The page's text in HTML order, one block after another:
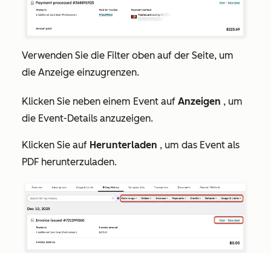
Verwenden Sie die Filter oben auf der Seite, um
die Anzeige einzugrenzen.
Klicken Sie neben einem Event auf Anzeigen , um
die Event-Details anzuzeigen.
Klicken Sie auf Herunterladen , um das Event als
PDF herunterzuladen.